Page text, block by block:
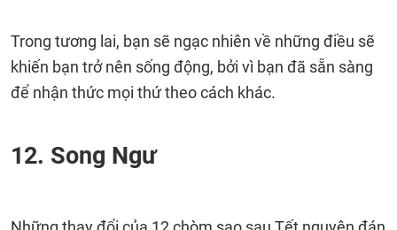
Trong tương lai, bạn sẽ ngạc nhiên về những điều sẽ
khiến bạn trở nên sống động, bởi vì bạn đã sẵn sàng
để nhận thức mọi thứ theo cách khác.
12. Song Ngư